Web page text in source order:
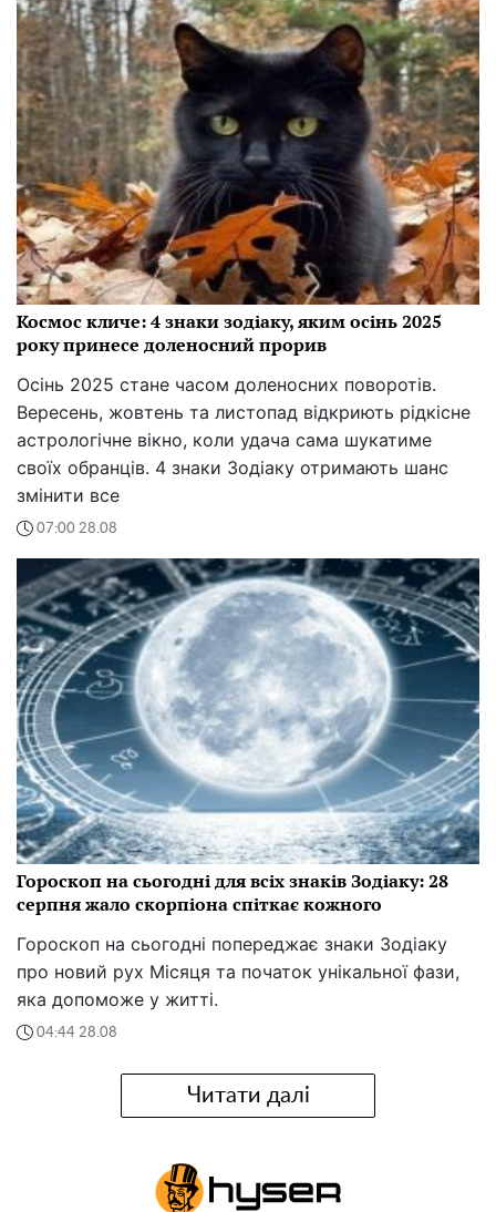
Космос кличе: 4 знаки зодіаку, яким осінь 2025
року принесе доленосний прорив
Осінь 2025 стане часом доленосних поворотів.
Вересень, жовтень та листопад відкриють рідкісне
астрологічне вікно, коли удача сама шукатиме
своїх обранців. 4 знаки Зодіаку отримають шанс
змінити все
07:00 28.08
Гороскоп на сьогодні для всіх знаків Зодіаку: 28
серпня жало скорпіона спіткає кожного
Гороскоп на сьогодні попереджає знаки Зодіаку
про новий рух Місяця та початок унікальної фази,
яка допоможе у житті.
04:44 28.08
Читати далі